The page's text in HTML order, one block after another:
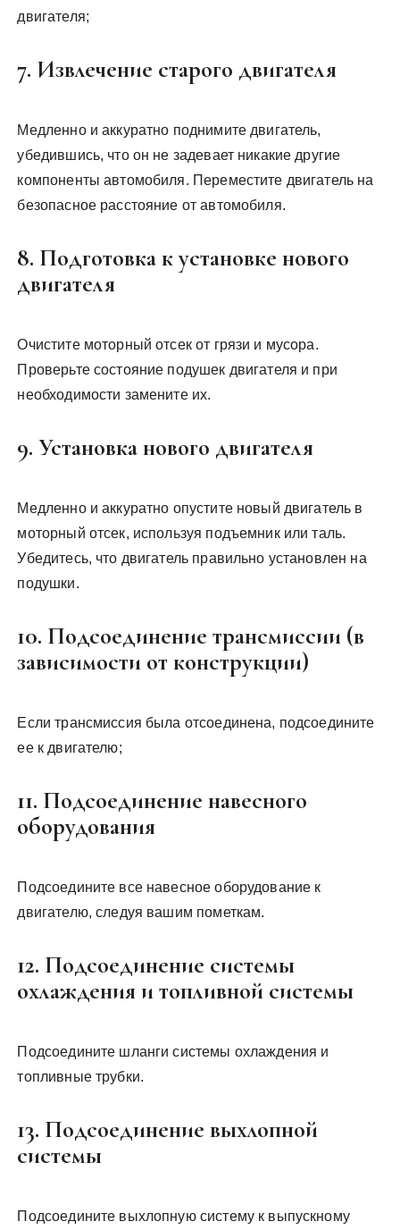
двигателя;
7. Извлечение старого двигателя
Медленно и аккуратно поднимите двигатель,
убедившись, что он не задевает никакие другие
компоненты автомобиля. Переместите двигатель на
безопасное расстояние от автомобиля.
8. Подготовка к установке нового
двигателя
Очистите моторный отсек от грязи и мусора.
Проверьте состояние подушек двигателя и при
необходимости замените их.
9. Установка нового двигателя
Медленно и аккуратно опустите новый двигатель в
моторный отсек, используя подъемник или таль.
Убедитесь, что двигатель правильно установлен на
подушки.
10. Подсоединение трансмиссии (в
зависимости от конструкции)
Если трансмиссия была отсоединена, подсоедините
ее к двигателю;
11. Подсоединение навесного
оборудования
Подсоедините все навесное оборудование к
двигателю, следуя вашим пометкам.
12. Подсоединение системы
охлаждения и топливной системы
Подсоедините шланги системы охлаждения и
топливные трубки.
13. Подсоединение выхлопной
системы
Подсоедините выхлопную систему к выпускному